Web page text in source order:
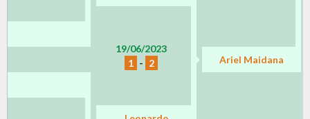
19/06/2023
1 - 2 Ariel Maidana